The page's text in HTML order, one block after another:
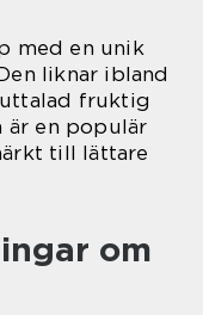
med en unik
liknar ibland
uttalad fruktig
är en populär
till lättare
om